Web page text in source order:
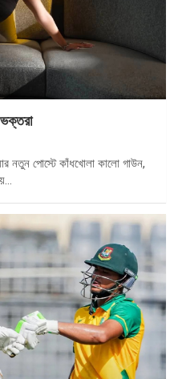
ভক্তরা
নতুন পোস্টে কাঁধখোলা কালো গাউন,